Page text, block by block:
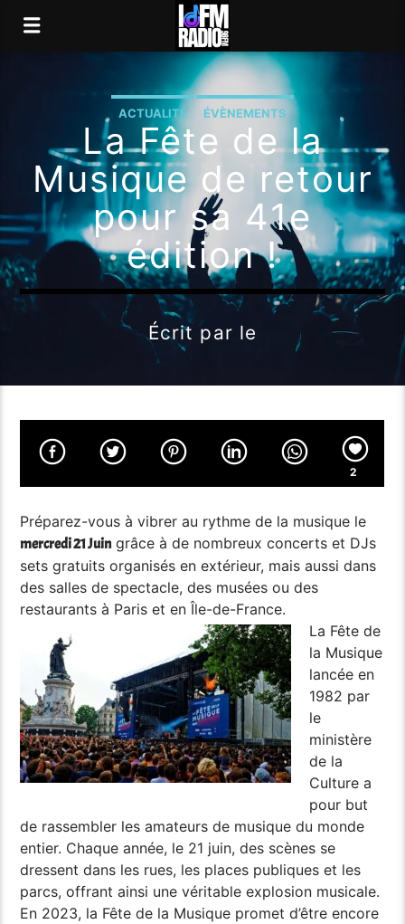
ACTUALITÉ ÉVÈNEMENTS
La Fête de la
Musique de retour
pour sa 41e
édition !
Écrit par le
2
Préparez-vous à vibrer au rythme de la musique le
mercredi 21 Juingrâce à de nombreux concerts et DJs
sets gratuits organisés en extérieur, mais aussi dans
des salles de spectacle, des musées ou des
restaurants à Paris et en Île-de-France.
La Fête de
la Musique
lancée en
1982 par
le
ministère
de la
Culture a
pour but
de rassembler les amateurs de musique du monde
entier. Chaque année, le 21 juin, des scènes se
dressent dans les rues, les places publiques et les
parcs, offrant ainsi une véritable explosion musicale.
En 2023, la Fête de la Musique promet d’être encore